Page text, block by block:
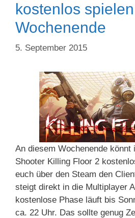
kostenlos
Wochenende
5. September 2015
An diesem Wochenende könnt
Shooter Killing Floor 2
euch über den Steam den
steigt direkt in die Multiplayer
kostenlose Phase läuft bis
ca. 22 Uhr. Das sollte genug